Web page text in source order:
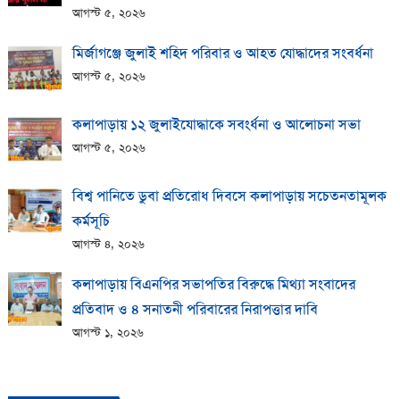
আগস্ট ৫, ২০২৬
মির্জাগঞ্জে জুলাই শহিদ পরিবার ও আহত যোদ্ধাদের সংবর্ধনা
আগস্ট ৫, ২০২৬
কলাপাড়ায় ১২ জুলাইযোদ্ধাকে সবংর্ধনা ও আলোচনা সভা
আগস্ট ৫, ২০২৬
বিশ্ব পানিতে ডুবা প্রতিরোধ দিবসে কলাপাড়ায় সচেতনতামূলক
কর্মসূচি
আগস্ট ৪, ২০২৬
কলাপাড়ায় বিএনপির সভাপতির বিরুদ্ধে মিথ্যা সংবাদের
প্রতিবাদ ও ৪ সনাতনী পরিবারের নিরাপত্তার দাবি
আগস্ট ১, ২০২৬